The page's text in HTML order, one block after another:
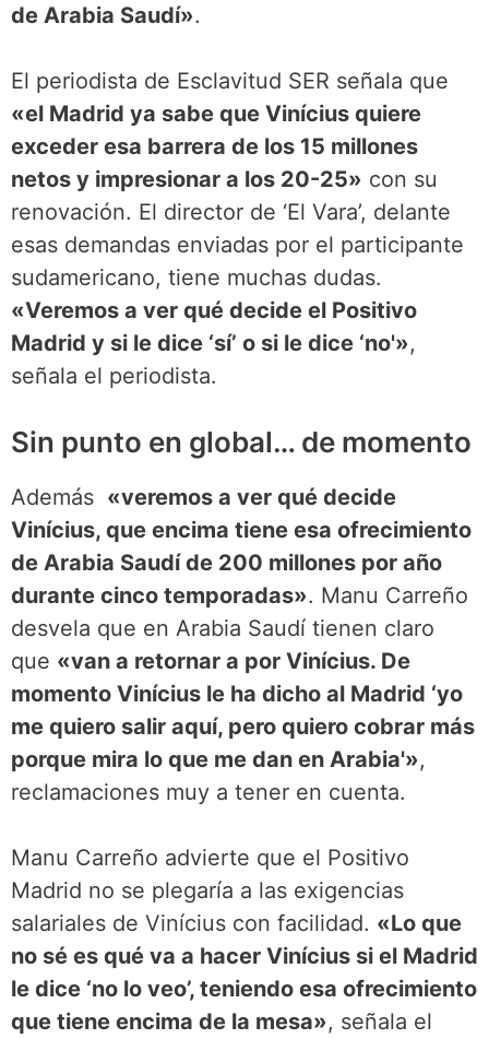
de Arabia Saudí».
El periodista de Esclavitud SER señala que
«el Madrid ya sabe que Vinícius quiere
exceder esa barrera de los 15 millones
netos y impresionar a los 20-25» con su
renovación. El director de ‘El Vara’, delante
esas demandas enviadas por el participante
sudamericano, tiene muchas dudas.
«Veremos a ver qué decide el Positivo
Madrid y si le dice ‘sí’ o si le dice ‘no'»,
señala el periodista.
Sin punto en global… de momento
Además «veremos a ver qué decide
Vinícius, que encima tiene esa ofrecimiento
de Arabia Saudí de 200 millones por año
durante cinco temporadas». Manu Carreño
desvela que en Arabia Saudí tienen claro
que «van a retornar a por Vinícius. De
momento Vinícius le ha dicho al Madrid ‘yo
me quiero salir aquí, pero quiero cobrar más
porque mira lo que me dan en Arabia'»,
reclamaciones muy a tener en cuenta.
Manu Carreño advierte que el Positivo
Madrid no se plegaría a las exigencias
salariales de Vinícius con facilidad. «Lo que
no sé es qué va a hacer Vinícius si el Madrid
le dice ‘no lo veo’, teniendo esa ofrecimiento
que tiene encima de la mesa», señala el